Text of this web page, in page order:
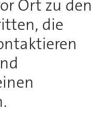
Ort zu den
die